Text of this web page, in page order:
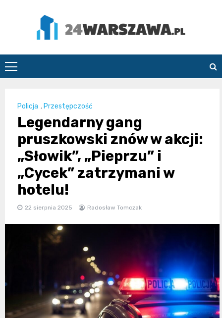
24Warszawa.pl
Policja , Przestępczość
Legendarny gang
pruszkowski znów w akcji:
„Słowik”, „Pieprzu” i
„Cycek” zatrzymani w
hotelu!
22 sierpnia 2025 Radosław Tomczak